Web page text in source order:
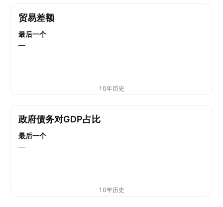
贸易差额
最后一个
—
10年历史
政府债务对GDP占比
最后一个
—
10年历史